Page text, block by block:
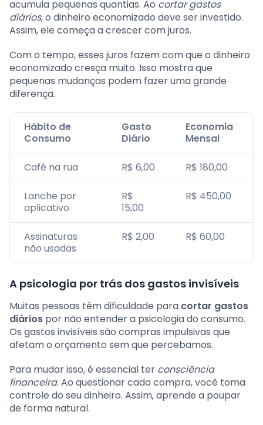
acumula pequenas quantias. Ao cortar gastos
diários, o dinheiro economizado deve ser investido.
Assim, ele começa a crescer com juros.
Com o tempo, esses juros fazem com que o dinheiro
economizado cresça muito. Isso mostra que
pequenas mudanças podem fazer uma grande
diferença.
Hábito de
Consumo
Gasto
Diário
Economia
Mensal
Café na rua R$ 6,00 R$ 180,00
Lanche por
aplicativo
R$
15,00
R$ 450,00
Assinaturas
não usadas
R$ 2,00 R$ 60,00
A psicologia por trás dos gastos invisíveis
Muitas pessoas têm dificuldade para cortar gastos
diários por não entender a psicologia do consumo.
Os gastos invisíveis são compras impulsivas que
afetam o orçamento sem que percebamos.
Para mudar isso, é essencial ter consciência
financeira. Ao questionar cada compra, você toma
controle do seu dinheiro. Assim, aprende a poupar
de forma natural.